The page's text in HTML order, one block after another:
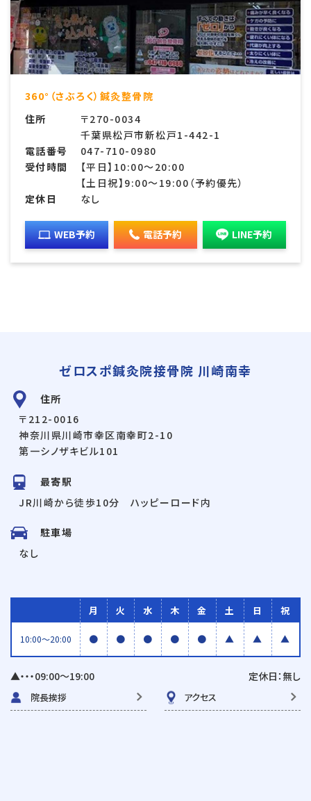
360°（さぶろく）鍼灸整骨院
住所
〒270-0034
千葉県松戸市新松戸1-442-1
電話番号
047-710-0980
受付時間
【平日】10:00〜20:00
【土日祝】9:00〜19:00（予約優先）
定休日
なし
WEB予約 電話予約 LINE予約
ゼロスポ鍼灸院接骨院 川崎南幸
住所
〒212-0016
神奈川県川崎市幸区南幸町2-10
第一シノザキビル101
最寄駅
JR川崎から徒歩10分 ハッピーロード内
駐車場
なし
月 火 水 木 金 土 日 祝
10:00〜20:00 ● ● ● ● ● ▲ ▲ ▲
▲・・・09:00〜19:00 定休日：無し
院長挨拶 アクセス